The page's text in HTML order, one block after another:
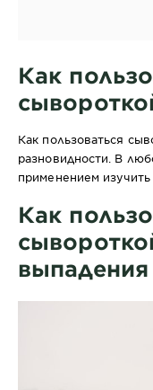
Как
Как пользоваться
разновидности. В
применением
Как
выпадения